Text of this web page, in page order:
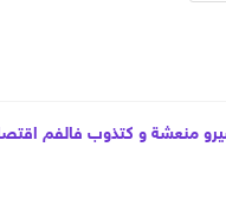
منعشة و كتذوب فالفم